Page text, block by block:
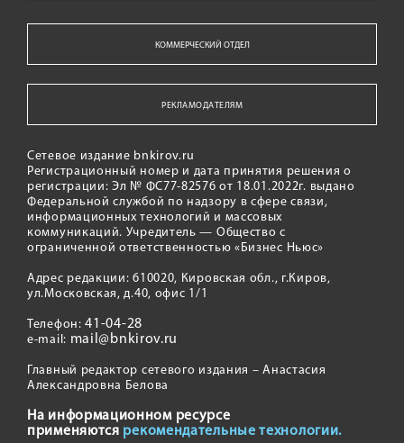
КОММЕРЧЕСКИЙ ОТДЕЛ
РЕКЛАМОДАТЕЛЯМ
Сетевое издание bnkirov.ru
Регистрационный номер и дата принятия решения о
регистрации: Эл № ФС77-82576 от 18.01.2022г. выдано
Федеральной службой по надзору в сфере связи,
информационных технологий и массовых
коммуникаций. Учредитель — Общество с
ограниченной ответственностью «Бизнес Ньюс»
Адрес редакции: 610020, Кировская обл., г.Киров,
ул.Московская, д.40, офис 1/1
Телефон:41-04-28
e-mail: mail@bnkirov.ru
Главный редактор сетевого издания – Анастасия
Александровна Белова
На информационном ресурсе
применяются рекомендательные технологии.